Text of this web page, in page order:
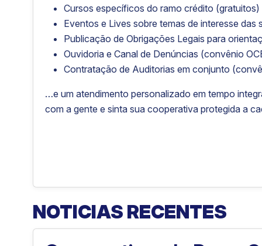
Cursos específicos do ramo crédito
Eventos e Lives sobre temas de interesse das
Publicação de Obrigações Legais para
Ouvidoria e Canal de Denúncias (convênio
Contratação de Auditorias em conjunto
…e um atendimento personalizado em tempo
com a gente e sinta sua cooperativa protegida a
NOTICIAS RECENTES